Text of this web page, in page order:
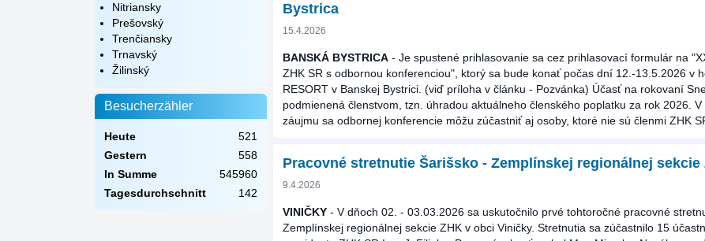
Nitriansky
Prešovský
Trenčiansky
Trnavský
Žilinský
Besucherzähler
Heute
521
Gestern
558
In Summe
545960
Tagesdurchschnitt
142
Bystrica
15.4.2026
BANSKÁ BYSTRICA - Je spustené prihlasovanie sa cez prihlasovací formulár na
ZHK SR s odbornou konferenciou", ktorý sa bude konať počas dní 12.-13.5.2026 v
RESORT v Banskej Bystrici. (viď príloha v článku - Pozvánka) Účasť na rokovaní
podmienená členstvom, tzn. úhradou aktuálneho členského poplatku za rok 2026.
záujmu sa odbornej konferencie môžu zúčastniť aj osoby, ktoré nie sú členmi ZHK
Pracovné stretnutie Šarišsko - Zemplínskej regionálnej sekcie
9.4.2026
VINIČKY - V dňoch 02. - 03.03.2026 sa uskutočnilo prvé tohtoročné pracovné
Zemplínskej regionálnej sekcie ZHK v obci Viničky. Stretnutia sa zúčastnilo 15